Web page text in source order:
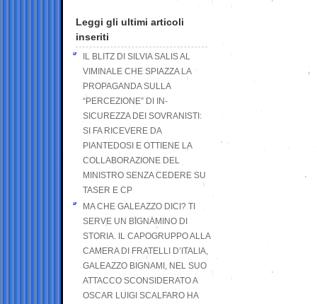
Leggi gli ultimi articoli
inseriti
IL BLITZ DI SILVIA SALIS AL
VIMINALE CHE SPIAZZA LA
PROPAGANDA SULLA
“PERCEZIONE” DI IN-
SICUREZZA DEI SOVRANISTI:
SI FA RICEVERE DA
PIANTEDOSI E OTTIENE LA
COLLABORAZIONE DEL
MINISTRO SENZA CEDERE SU
TASER E CP
MA CHE GALEAZZO DICI? TI
SERVE UN BIGNAMINO DI
STORIA. IL CAPOGRUPPO ALLA
CAMERA DI FRATELLI D’ITALIA,
GALEAZZO BIGNAMI, NEL SUO
ATTACCO SCONSIDERATO A
OSCAR LUIGI SCALFARO HA